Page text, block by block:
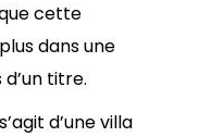
cette
dans une
titre.
d’une villa